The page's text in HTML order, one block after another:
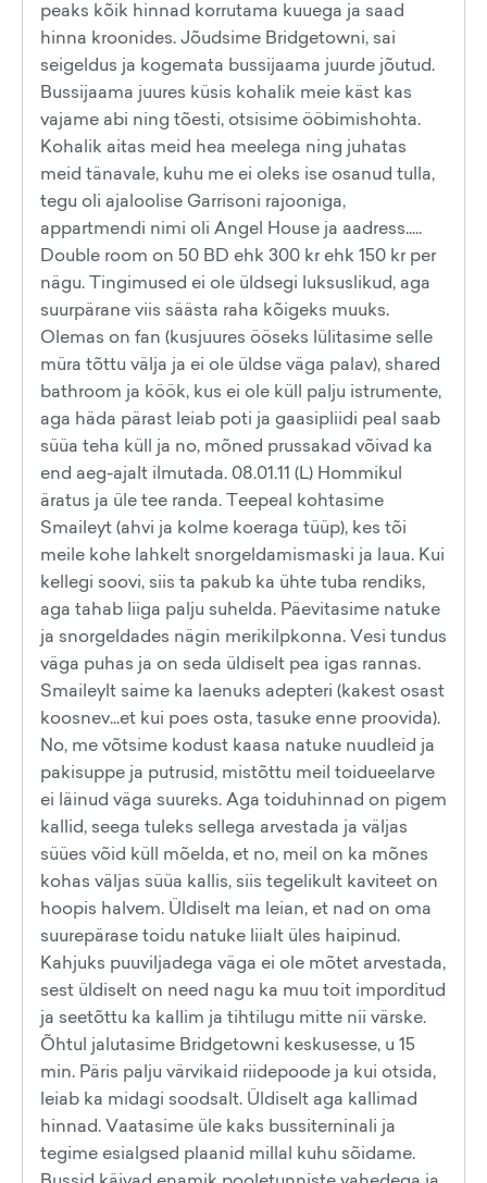
peaks kõik hinnad korrutama kuuega ja saad
hinna kroonides. Jõudsime Bridgetowni, sai
seigeldus ja kogemata bussijaama juurde jõutud.
Bussijaama juures küsis kohalik meie käst kas
vajame abi ning tõesti, otsisime ööbimishohta.
Kohalik aitas meid hea meelega ning juhatas
meid tänavale, kuhu me ei oleks ise osanud tulla,
tegu oli ajaloolise Garrisoni rajooniga,
appartmendi nimi oli Angel House ja aadress.....
Double room on 50 BD ehk 300 kr ehk 150 kr per
nägu. Tingimused ei ole üldsegi luksuslikud, aga
suurpärane viis säästa raha kõigeks muuks.
Olemas on fan (kusjuures ööseks lülitasime selle
müra tõttu välja ja ei ole üldse väga palav), shared
bathroom ja köök, kus ei ole küll palju istrumente,
aga häda pärast leiab poti ja gaasipliidi peal saab
süüa teha küll ja no, mõned prussakad võivad ka
end aeg-ajalt ilmutada. 08.01.11 (L) Hommikul
äratus ja üle tee randa. Teepeal kohtasime
Smaileyt (ahvi ja kolme koeraga tüüp), kes tõi
meile kohe lahkelt snorgeldamismaski ja laua. Kui
kellegi soovi, siis ta pakub ka ühte tuba rendiks,
aga tahab liiga palju suhelda. Päevitasime natuke
ja snorgeldades nägin merikilpkonna. Vesi tundus
väga puhas ja on seda üldiselt pea igas rannas.
Smaileylt saime ka laenuks adepteri (kakest osast
koosnev...et kui poes osta, tasuke enne proovida).
No, me võtsime kodust kaasa natuke nuudleid ja
pakisuppe ja putrusid, mistõttu meil toidueelarve
ei läinud väga suureks. Aga toiduhinnad on pigem
kallid, seega tuleks sellega arvestada ja väljas
süües võid küll mõelda, et no, meil on ka mõnes
kohas väljas süüa kallis, siis tegelikult kaviteet on
hoopis halvem. Üldiselt ma leian, et nad on oma
suurepärase toidu natuke liialt üles haipinud.
Kahjuks puuviljadega väga ei ole mõtet arvestada,
sest üldiselt on need nagu ka muu toit imporditud
ja seetõttu ka kallim ja tihtilugu mitte nii värske.
Õhtul jalutasime Bridgetowni keskusesse, u 15
min. Päris palju värvikaid riidepoode ja kui otsida,
leiab ka midagi soodsalt. Üldiselt aga kallimad
hinnad. Vaatasime üle kaks bussiterninali ja
tegime esialgsed plaanid millal kuhu sõidame.